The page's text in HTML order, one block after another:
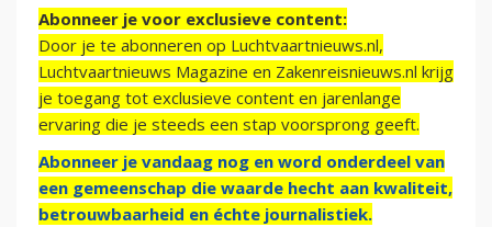
Abonneer je voor exclusieve content:
Door je te abonneren op Luchtvaartnieuws.nl,
Luchtvaartnieuws Magazine en Zakenreisnieuws.nl krijg
je toegang tot exclusieve content en jarenlange
ervaring die je steeds een stap voorsprong geeft.
Abonneer je vandaag nog en word onderdeel van
een gemeenschap die waarde hecht aan kwaliteit,
betrouwbaarheid en échte journalistiek.